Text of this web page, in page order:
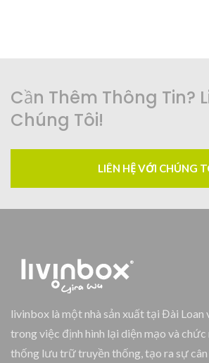
Cần Thêm Thông Tin?
Chúng Tôi!
LIÊN HỆ VỚI CHÚNG
livinbox là một nhà sản xuất tại Đài Loan
trong việc định hình lại diện mạo và chức
thống lưu trữ truyền thống, tạo ra sự